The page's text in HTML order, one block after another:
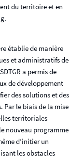
du territoire et en
établie de manière
et administratifs de
a permis de
de développement
des solutions et des
Par le biais de la mise
territoriales
nouveau programme
d’initier un
les obstacles